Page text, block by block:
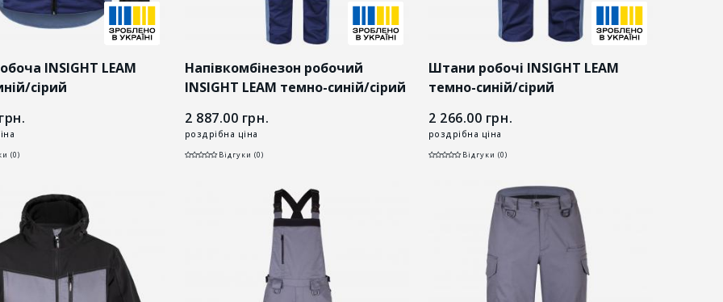
INSIGHT LEAM
сірий
грн.
(0)
Напівкомбінезон робочий
INSIGHT LEAM темно-синій/сірий
2 887.00 грн.
роздрібна ціна
Відгуки (0)
Штани робочі INSIGHT LEAM
темно-синій/сірий
2 266.00 грн.
роздрібна ціна
Відгуки (0)